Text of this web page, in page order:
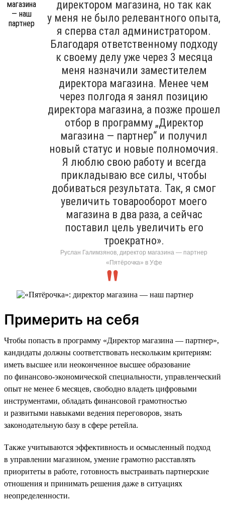
директором магазина, но так как
у меня не было релевантного опыта,
я сперва стал администратором.
Благодаря ответственному подходу
к своему делу уже через 3 месяца
меня назначили заместителем
директора магазина. Менее чем
через полгода я занял позицию
директора магазина, а позже прошел
отбор в программу „Директор
магазина — партнер“ и получил
новый статус и новые полномочия.
Я люблю свою работу и всегда
прикладываю все силы, чтобы
добиваться результата. Так, я смог
увеличить товарооборот моего
магазина в два раза, а сейчас
поставил цель увеличить его
троекратно».
Руслан Галимзянов, директор магазина — партнер
«Пятёрочка» в Уфе
Примерить на себя
Чтобы попасть в программу «Директор магазина — партнер»,
кандидаты должны соответствовать нескольким критериям:
иметь высшее или неоконченное высшее образование
по финансово-экономической специальности, управленческий
опыт не менее 6 месяцев, свободно владеть цифровыми
инструментами, обладать финансовой грамотностью
и развитыми навыками ведения переговоров, знать
законодательную базу в сфере ретейла.
Также учитываются эффективность и осмысленный подход
в управлении магазином, умение грамотно расставлять
приоритеты в работе, готовность выстраивать партнерские
отношения и принимать решения даже в ситуациях
неопределенности.